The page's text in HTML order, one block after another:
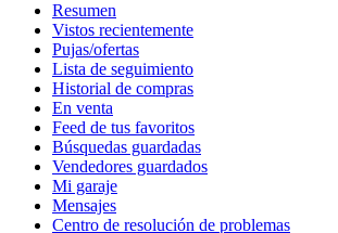
Resumen
Vistos recientemente
Pujas/ofertas
Lista de seguimiento
Historial de compras
En venta
Feed de tus favoritos
Búsquedas guardadas
Vendedores guardados
Mi garaje
Mensajes
Centro de resolución de problemas